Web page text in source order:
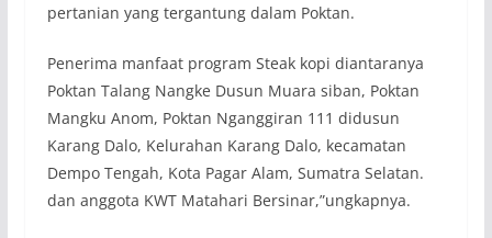
pertanian yang tergantung dalam Poktan.
Penerima manfaat program Steak kopi diantaranya
Poktan Talang Nangke Dusun Muara siban, Poktan
Mangku Anom, Poktan Nganggiran 111 didusun
Karang Dalo, Kelurahan Karang Dalo, kecamatan
Dempo Tengah, Kota Pagar Alam, Sumatra Selatan.
dan anggota KWT Matahari Bersinar,”ungkapnya.